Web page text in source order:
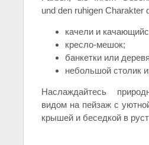
und den ruhigen Charakter
качели и
кресло-мешок;
банкетки или
небольшой столик
Наслаждайтесь
видом на пейзаж с
крышей и беседкой в